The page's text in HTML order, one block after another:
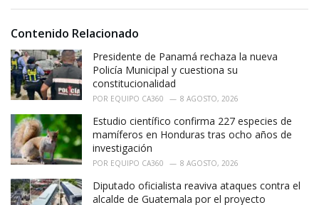
:Contenido Relacionado
Presidente de Panamá rechaza la nueva
Policía Municipal y cuestiona su
constitucionalidad
POR EQUIPO CA360 8 AGOSTO, 2026
Estudio científico confirma 227 especies de
mamíferos en Honduras tras ocho años de
investigación
POR EQUIPO CA360 8 AGOSTO, 2026
Diputado oficialista reaviva ataques contra el
alcalde de Guatemala por el proyecto